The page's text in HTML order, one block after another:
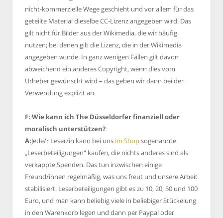
nicht-kommerzielle Wege geschieht und vor allem für das
geteilte Material dieselbe CC-Lizenz angegeben wird. Das
gilt nicht für Bilder aus der Wikimedia, die wir häufig
nutzen; bei denen gilt die Lizenz, die in der Wikimedia
angegeben wurde. In ganz wenigen Fällen gilt davon
abweichend ein anderes Copyright, wenn dies vom
Urheber gewünscht wird – das geben wir dann bei der
Verwendung explizit an.
F: Wie kann ich The Düsseldorfer finanziell oder
moralisch unterstützen?
A:Jede/r Leser/in kann bei uns im Shopsogenannte
„Leserbeteiligungen“ kaufen, die nichts anderes sind als
verkappte Spenden. Das tun inzwischen einige
Freund/innen regelmäßig, was uns freut und unsere Arbeit
stabilisiert. Leserbeteiligungen gibt es zu 10, 20, 50 und 100
Euro, und man kann beliebig viele in beliebiger Stückelung
in den Warenkorb legen und dann per Paypal oder